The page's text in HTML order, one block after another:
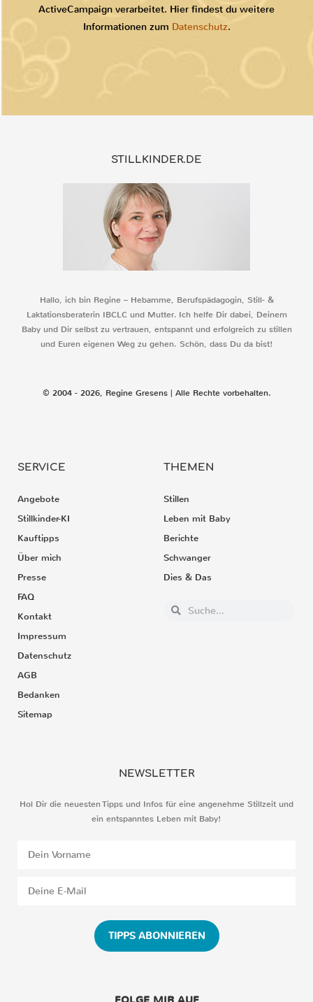
ActiveCampaign verarbeitet. Hier findest du weitere
Informationen zum Datenschutz.
STILLKINDER.DE
Hallo, ich bin Regine – Hebamme, Berufspädagogin, Still- &
Laktationsberaterin IBCLC und Mutter. Ich helfe Dir dabei, Deinem
Baby und Dir selbst zu vertrauen, entspannt und erfolgreich zu stillen
und Euren eigenen Weg zu gehen. Schön, dass Du da bist!
© 2004 - 2026, Regine Gresens | Alle Rechte vorbehalten.
SERVICE
Angebote
Stillkinder-KI
Kauftipps
Über mich
Presse
FAQ
Kontakt
Impressum
Datenschutz
AGB
Bedanken
Sitemap
THEMEN
Stillen
Leben mit Baby
Berichte
Schwanger
Dies & Das
NEWSLETTER
Hol Dir die neuesten Tipps und Infos für eine angenehme Stillzeit und
ein entspanntes Leben mit Baby!
TIPPS ABONNIEREN